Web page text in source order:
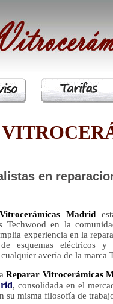
en
Madrid
Techwood en la
experiencia en la
esquemas eléctricos
avería de la marca
Reparar Vitrocerámicas
, consolidada en el
su misma filosofía de